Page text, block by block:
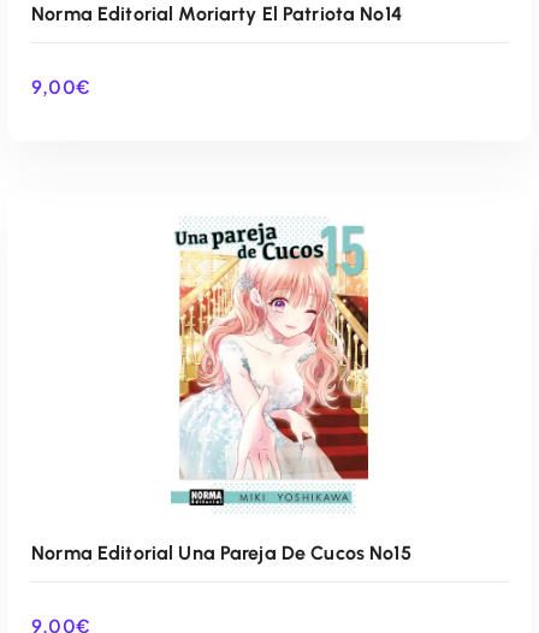
AÑADIR AL CARRITO
Norma Editorial Moriarty El Patriota Nº14
9,00€
Norma Editorial Una Pareja De Cucos Nº15
9,00€